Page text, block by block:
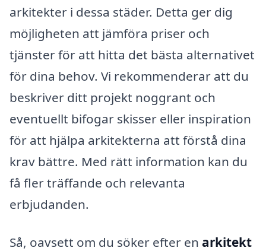
arkitekter i dessa städer. Detta ger dig
möjligheten att jämföra priser och
tjänster för att hitta det bästa alternativet
för dina behov. Vi rekommenderar att du
beskriver ditt projekt noggrant och
eventuellt bifogar skisser eller inspiration
för att hjälpa arkitekterna att förstå dina
krav bättre. Med rätt information kan du
få fler träffande och relevanta
erbjudanden.
Så, oavsett om du söker efter en arkitekt